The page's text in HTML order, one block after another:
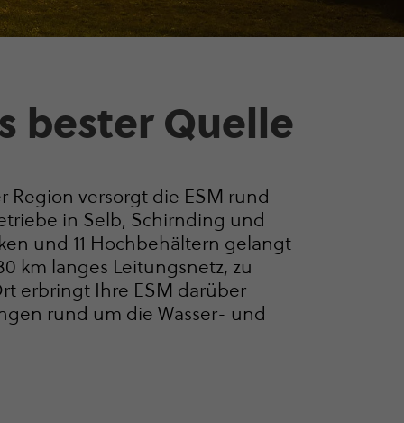
bester Quelle
Region versorgt die ESM rund
in Selb, Schirnding und
und 11 Hochbehältern gelangt
km langes Leitungsnetz, zu
erbringt Ihre ESM darüber
rund um die Wasser- und